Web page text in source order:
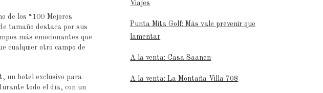
de los “100 Mejores
tamaño destaca por sus
más emocionantes que
cualquier otro campo de
, un hotel exclusivo para
todo el día, con un
Viajes
Punta Mita Golf: Más vale prevenir que
lamentar
A la venta: Casa Saanen
A la venta: La Montaña Villa 708